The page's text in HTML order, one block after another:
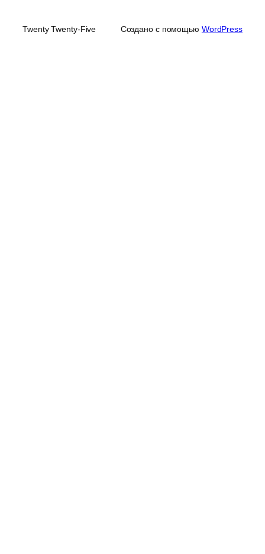
Twenty Twenty-Five Создано с помощью WordPress